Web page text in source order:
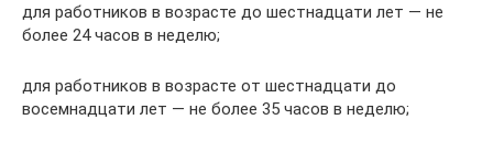
для работников в возрасте до шестнадцати лет — не
более 24 часов в неделю;
для работников в возрасте от шестнадцати до
восемнадцати лет — не более 35 часов в неделю;